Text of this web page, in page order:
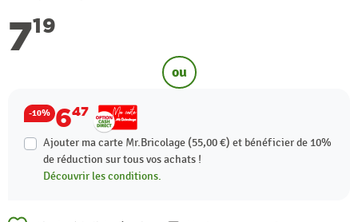
719
ou
-10% 647
Ajouter ma carte Mr.Bricolage (55,00 €) et bénéficier de 10%
de réduction sur tous vos achats !
Découvrir les conditions.